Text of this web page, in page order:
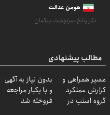
هومن عدالت
تکرارتلخ.سرنوشت.بیگمان
مطالب پیشنهادی
مسیر همراهی و
گزارش عملکرد
گروه اسنپ در
بدون نیاز به آگهی
و با یکبار مراجعه
فروخته شد